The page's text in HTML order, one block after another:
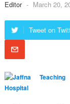
Editor - March 20,
Tweet on